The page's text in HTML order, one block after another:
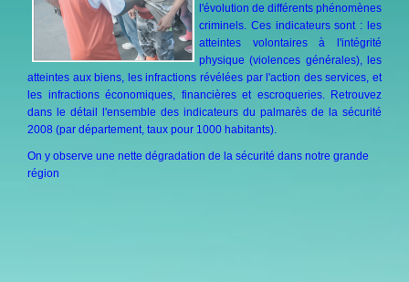
l'évolution de différents phénomènes
criminels. Ces indicateurs sont : les
atteintes volontaires à l'intégrité
physique (violences générales), les
atteintes aux biens, les infractions révélées par l'action des services, et
les infractions économiques, financières et escroqueries. Retrouvez
dans le détail l'ensemble des indicateurs du palmarès de la sécurité
2008 (par département, taux pour 1000 habitants).
On y observe une nette dégradation de la sécurité dans notre grande
région